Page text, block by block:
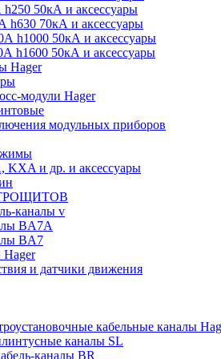
50кА и аксессуары
h630 70кА и аксессуары
h1000 50кА и аксессуары
h1600 50кА и аксессуары
Hager
модули Hager
модульных приборов
и др. и аксессуары
каналы v
BA7A
BA7
Hager
и датчики движения
кабельные каналы
каналы SL
каналы BR